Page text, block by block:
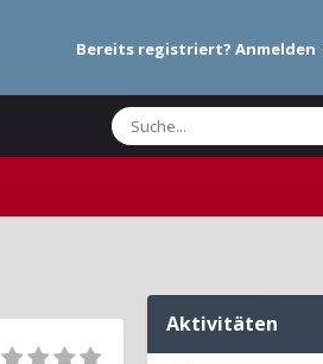
Bereits registriert? Anmelden
Aktivitäten